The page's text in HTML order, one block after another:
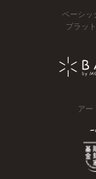
ベーシッ
プラッ
アー